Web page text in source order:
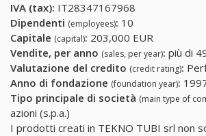
IVA (tax): IT28347167968
Dipendenti (employees): 10
Capitale (capital): 203,000 EUR
Vendite, per anno (sales, per year): più di
Valutazione del credito (credit rating):
Anno di fondazione (foundation year):
Tipo principale di società (main type of
azioni (s.p.a.)
I prodotti creati in TEKNO TUBI srl non